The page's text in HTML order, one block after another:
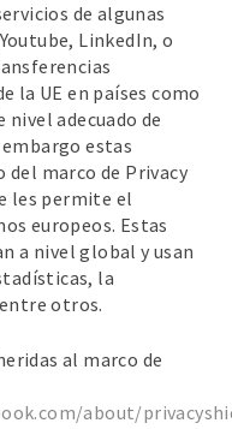
de algunas
LinkedIn, o
la UE en países como
nivel adecuado de
estas
marco de Privacy
les permite el
europeos. Estas
a nivel global y usan
la
otros.
al marco de
about/